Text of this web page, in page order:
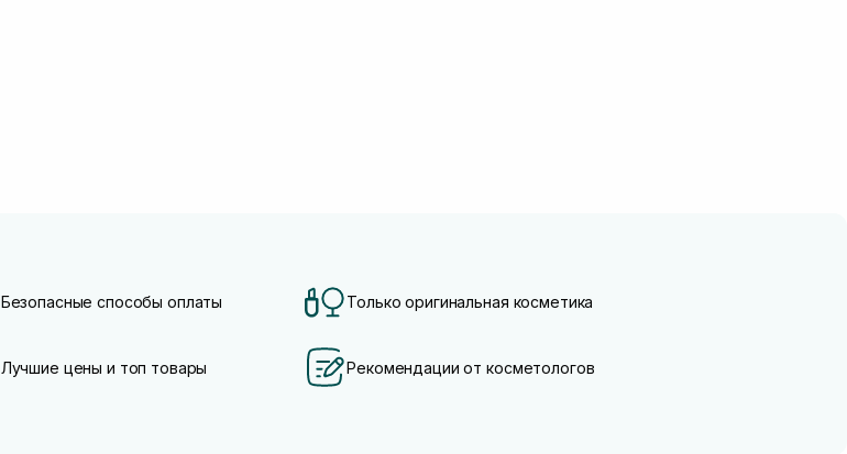
Безопасные способы оплаты Только оригинальная косметика
Лучшие цены и топ товары Рекомендации от косметологов